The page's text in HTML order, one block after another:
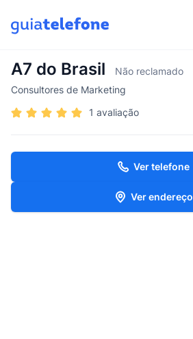
A7 do Brasil
Não reclamado
Consultores de Marketing
1 avaliação
Ver telefone
Ver endereço